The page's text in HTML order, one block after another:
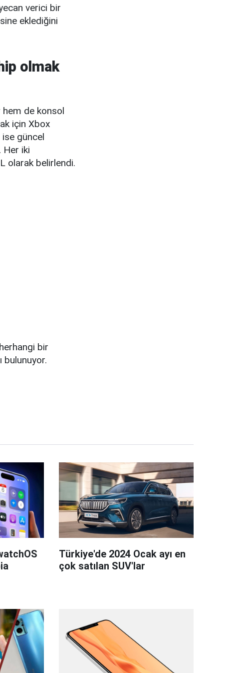
verici bir
eklediğini
olmak
hem de konsol
için Xbox
güncel
Her iki
olarak belirlendi.
bir
bulunuyor.
Türkiye'de 2024 Ocak ayı en
çok satılan SUV'lar